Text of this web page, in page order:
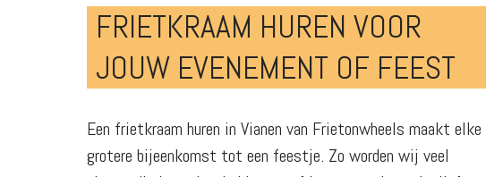
FRIETKRAAM HUREN VOOR
JOUW EVENEMENT OF FEEST
Een frietkraam huren in Vianen van Frietonwheels maakt elke
grotere bijeenkomst tot een feestje. Zo worden wij veel